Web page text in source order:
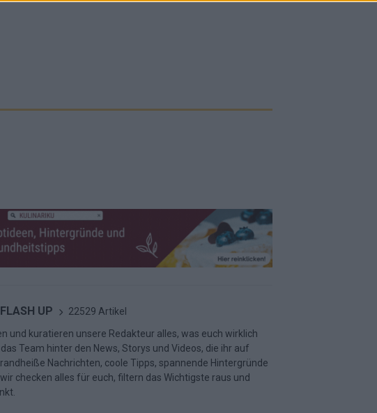
UP 22529 Artikel
und kuratieren unsere Redakteur alles, was euch wirklich
Team hinter den News, Storys und Videos, die ihr auf
Nachrichten, coole Tipps, spannende Hintergründe
checken alles für euch, filtern das Wichtigste raus und